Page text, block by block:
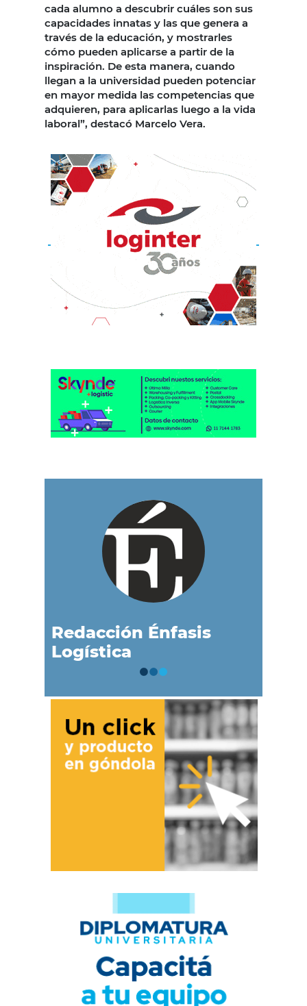
cada alumno a descubrir cuáles son sus
capacidades innatas y las que genera a
través de la educación, y mostrarles
cómo pueden aplicarse a partir de la
inspiración. De esta manera, cuando
llegan a la universidad pueden potenciar
en mayor medida las competencias que
adquieren, para aplicarlas luego a la vida
laboral”, destacó Marcelo Vera.
Redacción Énfasis
Logística